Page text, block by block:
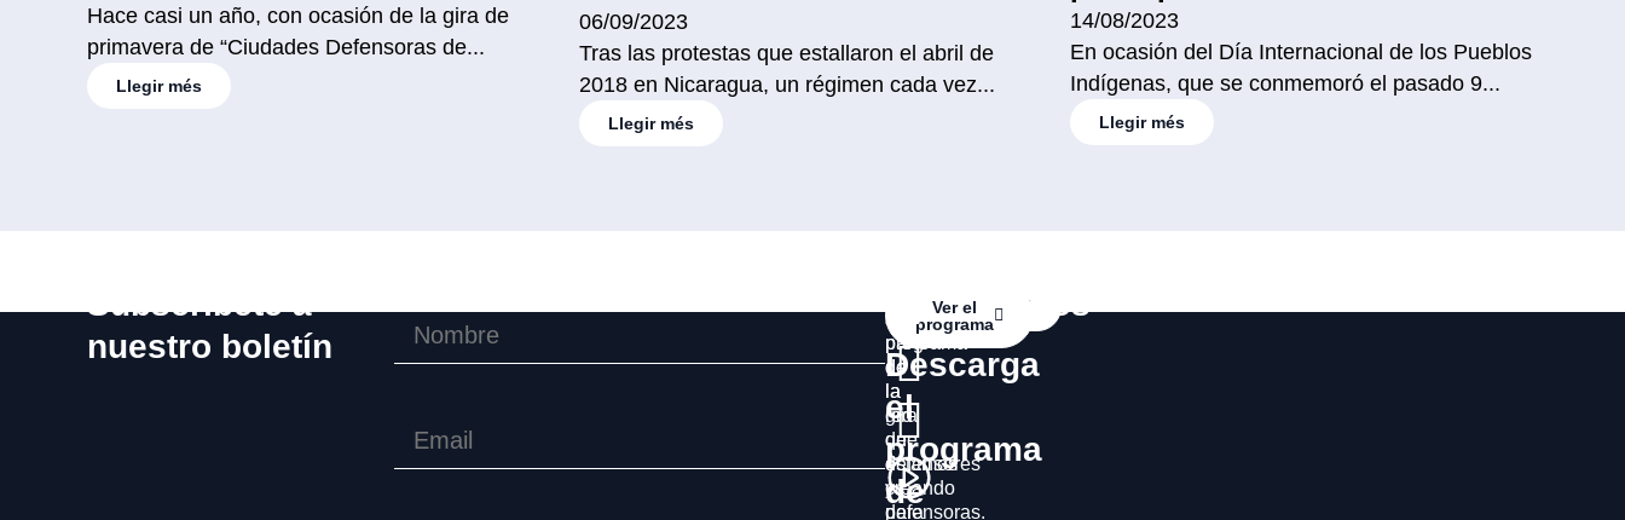
Hace casi un año, con ocasión de la gira de
primavera de “Ciudades Defensoras de...
Llegir més
06/09/2023
Tras las protestas que estallaron el abril de
2018 en Nicaragua, un régimen cada vez...
Llegir més
14/08/2023
En ocasión del Día Internacional de los Pueblos
Indígenas, que se conmemoró el pasado 9...
Llegir més
Subscríbete a
nuestro boletín
Contáctanos
ser
parte
de
la
red
que
estamos
creando
para
Contáctanos
Descarga
el
programa
de
al
programa
de
la
gira
de
defensores
y
defensoras.
Ver el
programa